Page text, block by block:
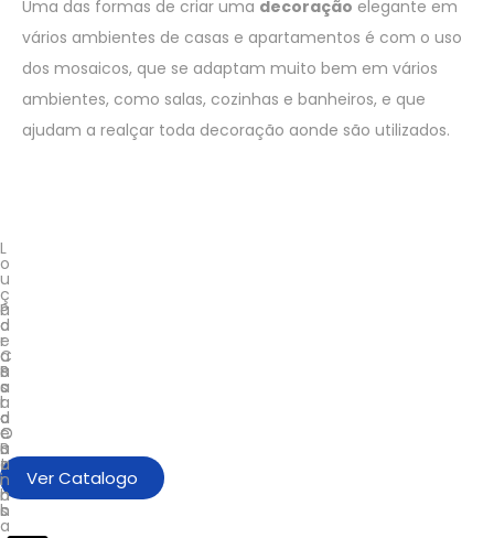
Uma das formas de criar uma decoração elegante em
vários ambientes de casas e apartamentos é com o uso
dos mosaicos, que se adaptam muito bem em vários
ambientes, como salas, cozinhas e banheiros, e que
ajudam a realçar toda decoração aonde são utilizados.
L
o
u
ç
a
d
e
C
a
s
a
d
e
B
a
n
h
o
P
a
r
a
S
a
l
a
P
a
r
a
C
o
z
i
n
h
a
O
u
t
r
o
s
Ver Catalogo